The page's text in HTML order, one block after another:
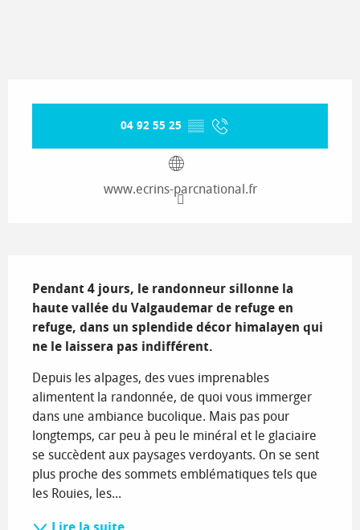
04 92 55 25 ▒▒
www.ecrins-parcnational.fr
Pendant 4 jours, le randonneur sillonne la
haute vallée du Valgaudemar de refuge en
refuge, dans un splendide décor himalayen qui
ne le laissera pas indifférent.
Depuis les alpages, des vues imprenables
alimentent la randonnée, de quoi vous immerger
dans une ambiance bucolique. Mais pas pour
longtemps, car peu à peu le minéral et le glaciaire
se succèdent aux paysages verdoyants. On se sent
plus proche des sommets emblématiques tels que
les Rouies, les...